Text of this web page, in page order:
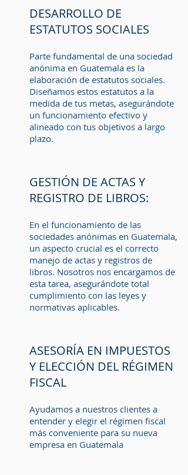
DESARROLLO DE
ESTATUTOS SOCIALES
Parte fundamental de una sociedad
anónima en Guatemala es la
elaboración de estatutos sociales.
Diseñamos estos estatutos a la
medida de tus metas, asegurándote
un funcionamiento efectivo y
alineado con tus objetivos a largo
plazo.
GESTIÓN DE ACTAS Y
REGISTRO DE LIBROS:
En el funcionamiento de las
sociedades anónimas en Guatemala,
un aspecto crucial es el correcto
manejo de actas y registros de
libros. Nosotros nos encargamos de
esta tarea, asegurándote total
cumplimiento con las leyes y
normativas aplicables.
ASESORÍA EN IMPUESTOS
Y ELECCIÓN DEL RÉGIMEN
FISCAL
Ayudamos a nuestros clientes a
entender y elegir el régimen fiscal
más conveniente para su nueva
empresa en Guatemala